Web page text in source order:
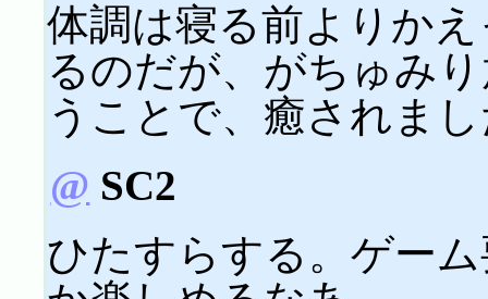
体調は寝る前よりか
るのだが、がちゅみ
うことで、癒されま
@ SC2
ひたすらする。ゲー